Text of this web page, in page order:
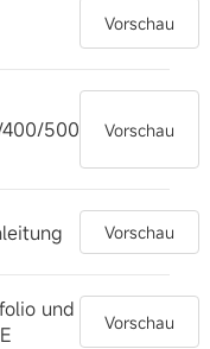
Vorschau
500-
Vorschau
Vorschau
und
Vorschau